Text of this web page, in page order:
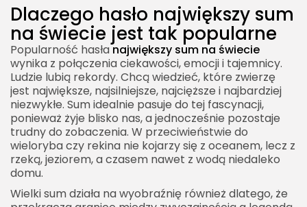
Dlaczego hasło największy sum
na świecie jest tak popularne
Popularność hasłanajwiększy sum na świecie
wynika z połączenia ciekawości, emocji i tajemnicy.
Ludzie lubią rekordy. Chcą wiedzieć, które zwierzę
jest największe, najsilniejsze, najcięższe i najbardziej
niezwykłe. Sum idealnie pasuje do tej fascynacji,
ponieważ żyje blisko nas, a jednocześnie pozostaje
trudny do zobaczenia. W przeciwieństwie do
wieloryba czy rekina nie kojarzy się z oceanem, lecz z
rzeką, jeziorem, a czasem nawet z wodą niedaleko
domu.
Wielki sum działa na wyobraźnię również dlatego, że